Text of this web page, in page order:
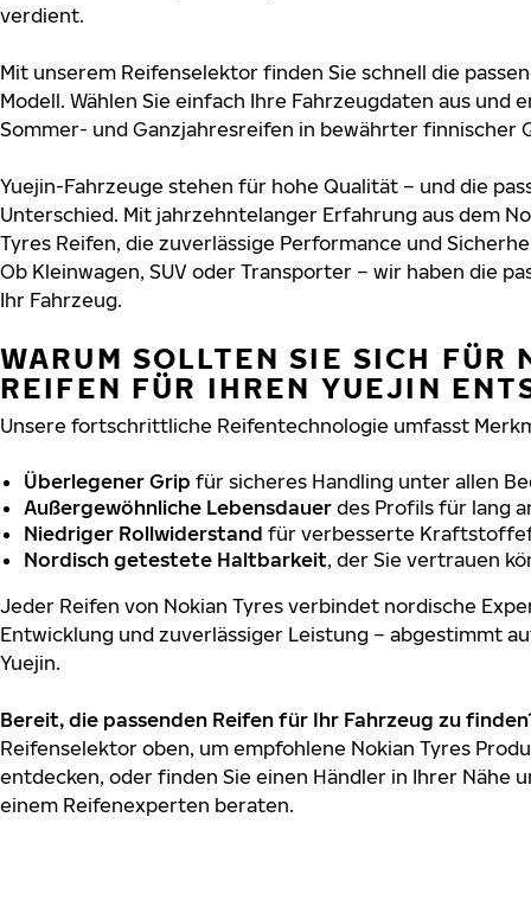
verdient.
Mit unserem Reifenselektor finden Sie schnell die
Modell. Wählen Sie einfach Ihre Fahrzeugdaten aus und
Sommer- und Ganzjahresreifen in bewährter finnischer
Yuejin-Fahrzeuge stehen für hohe Qualität – und die
Unterschied. Mit jahrzehntelanger Erfahrung aus dem
Tyres Reifen, die zuverlässige Performance und
Ob Kleinwagen, SUV oder Transporter – wir haben die
Ihr Fahrzeug.
WARUM SOLLTEN SIE SICH FÜR
REIFEN FÜR IHREN YUEJIN
Unsere fortschrittliche Reifentechnologie umfasst
Überlegener Grip für sicheres Handling unter allen
Außergewöhnliche Lebensdauer des Profils für lang
Niedriger Rollwiderstand für verbesserte
Nordisch getestete Haltbarkeit, der Sie vertrauen
Jeder Reifen von Nokian Tyres verbindet nordische
Entwicklung und zuverlässiger Leistung – abgestimmt
Yuejin.
Bereit, die passenden Reifen für Ihr Fahrzeug zu
Reifenselektor oben, um empfohlene Nokian Tyres
entdecken, oder finden Sie einen Händler in Ihrer Nähe
einem Reifenexperten beraten.